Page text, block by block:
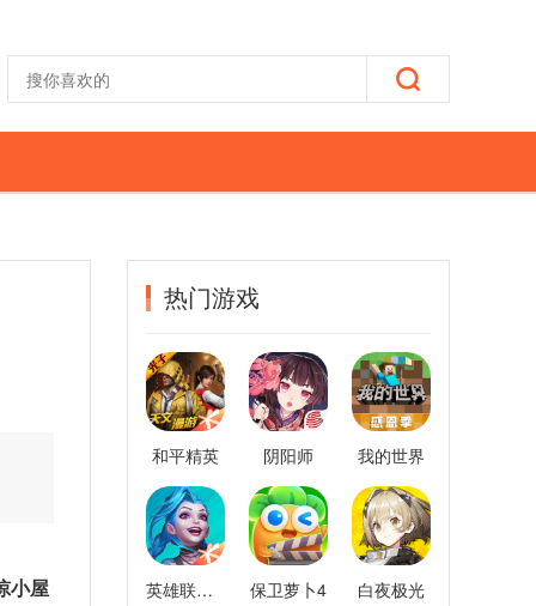
小屋
热门游戏
和平精英 阴阳师 我的世界
英雄联盟手游 保卫萝卜4 白夜极光